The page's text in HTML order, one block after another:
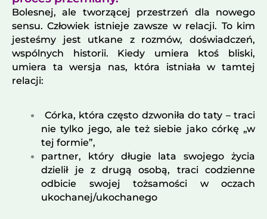
Bolesnej, ale tworzącej przestrzeń dla nowego
sensu. Człowiek istnieje zawsze w relacji. To kim
jesteśmy jest utkane z rozmów, doświadczeń,
wspólnych historii. Kiedy umiera ktoś bliski,
umiera ta wersja nas, która istniała w tamtej
relacji:
Córka, która często dzwoniła do taty – traci
nie tylko jego, ale też siebie jako córkę „w
tej formie”,
partner, który długie lata swojego życia
dzielił je z drugą osobą, traci codzienne
odbicie swojej tożsamości w oczach
ukochanej/ukochanego